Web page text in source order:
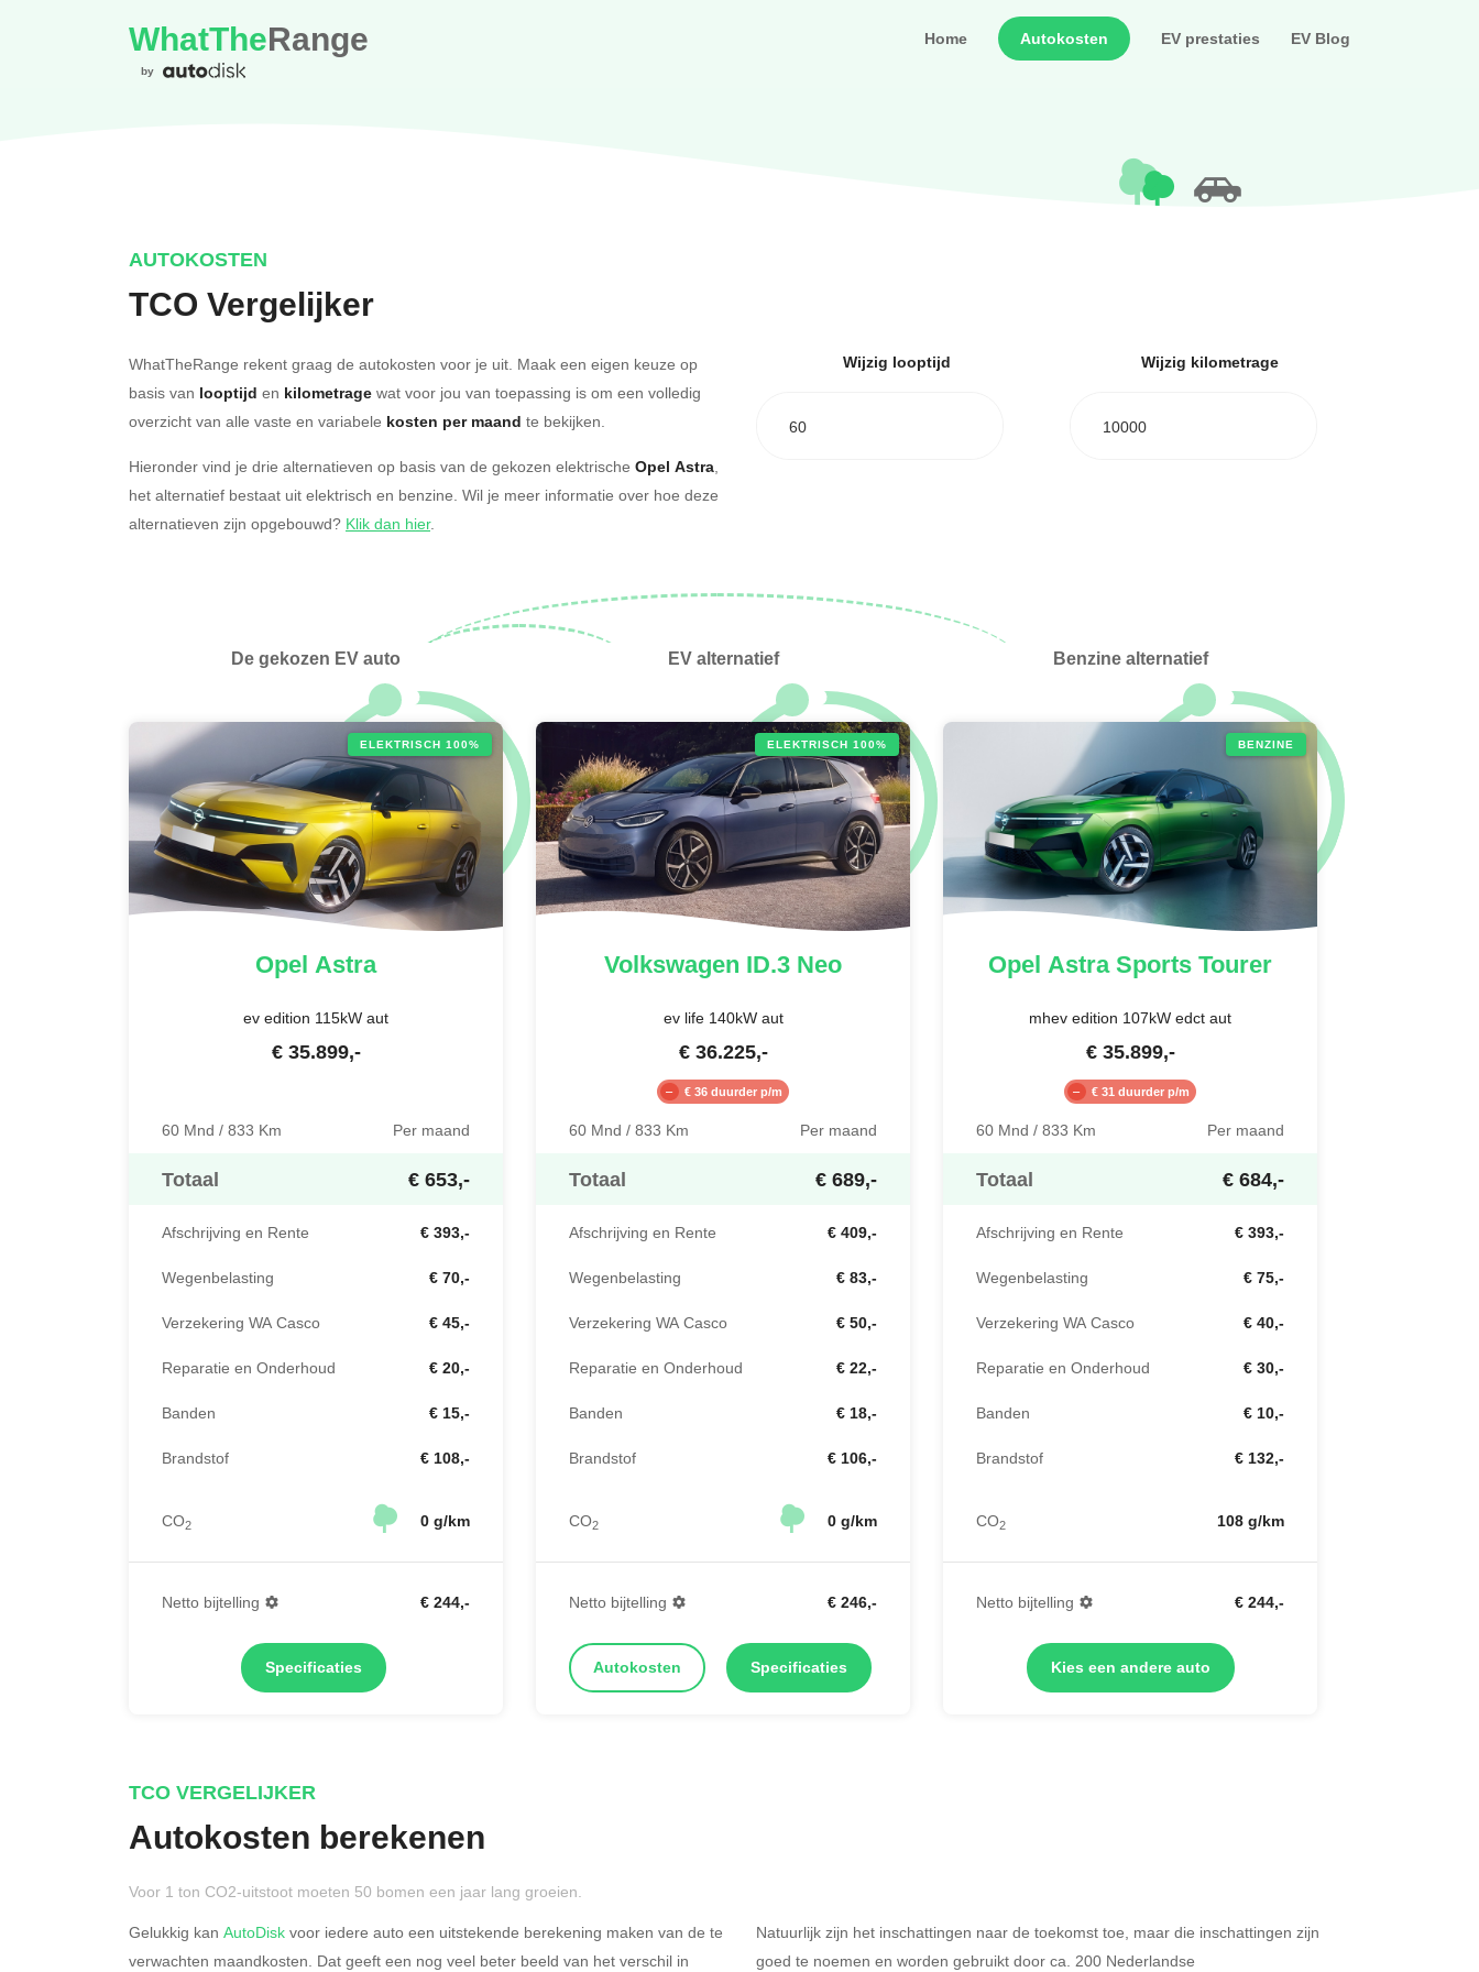
WhatTheRange
by
Home Autokosten EV prestaties EV Blog
AUTOKOSTEN
TCO Vergelijker
WhatTheRange rekent graag de autokosten voor je uit. Maak een eigen keuze op
basis van looptijd en kilometrage wat voor jou van toepassing is om een volledig
overzicht van alle vaste en variabele kosten per maand te bekijken.
Hieronder vind je drie alternatieven op basis van de gekozen elektrische Opel Astra,
het alternatief bestaat uit elektrisch en benzine. Wil je meer informatie over hoe deze
alternatieven zijn opgebouwd? Klik dan hier.
Wijzig looptijd
60
Wijzig kilometrage
10000
De gekozen EV auto
ELEKTRISCH 100%
Opel Astra
ev edition 115kW aut
€ 35.899,-
60 Mnd / 833 Km Per maand
Totaal € 653,-
Afschrijving en Rente € 393,-
Wegenbelasting € 70,-
Verzekering WA Casco € 45,-
Reparatie en Onderhoud € 20,-
Banden € 15,-
Brandstof € 108,-
CO2 0 g/km
Netto bijtelling € 244,-
Specificaties
EV alternatief
ELEKTRISCH 100%
Volkswagen ID.3 Neo
ev life 140kW aut
€ 36.225,-
€ 36 duurder p/m
60 Mnd / 833 Km Per maand
Totaal € 689,-
Afschrijving en Rente € 409,-
Wegenbelasting € 83,-
Verzekering WA Casco € 50,-
Reparatie en Onderhoud € 22,-
Banden € 18,-
Brandstof € 106,-
CO2 0 g/km
Netto bijtelling € 246,-
Autokosten Specificaties
Benzine alternatief
BENZINE
Opel Astra Sports Tourer
mhev edition 107kW edct aut
€ 35.899,-
€ 31 duurder p/m
60 Mnd / 833 Km Per maand
Totaal € 684,-
Afschrijving en Rente € 393,-
Wegenbelasting € 75,-
Verzekering WA Casco € 40,-
Reparatie en Onderhoud € 30,-
Banden € 10,-
Brandstof € 132,-
CO2 108 g/km
Netto bijtelling € 244,-
Kies een andere auto
Merken op basis van segment
TCO VERGELIJKER
Autokosten berekenen
Voor 1 ton CO2-uitstoot moeten 50 bomen een jaar lang groeien.
Gelukkig kan AutoDisk voor iedere auto een uitstekende berekening maken van de te
verwachten maandkosten. Dat geeft een nog veel beter beeld van het verschil in
Natuurlijk zijn het inschattingen naar de toekomst toe, maar die inschattingen zijn
goed te noemen en worden gebruikt door ca. 200 Nederlandse